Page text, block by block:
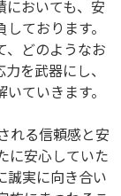
においても、安
ております。
、どのようなお
を武器にし、
ていきます。
れる信頼感と安
に安心していた
誠実に向き合い